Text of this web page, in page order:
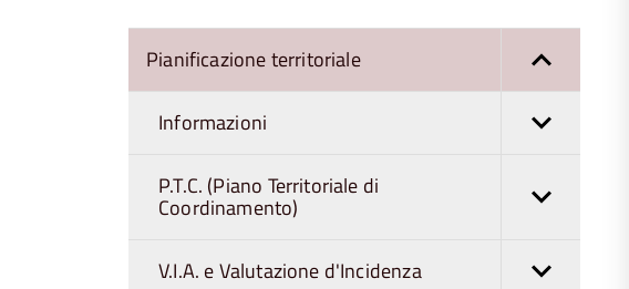
Pianificazione territoriale
Informazioni
P.T.C. (Piano Territoriale di
Coordinamento)
V.I.A. e Valutazione d'Incidenza